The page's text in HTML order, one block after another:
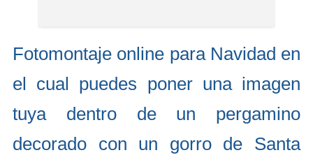
Fotomontaje online para Navidad en
el cual puedes poner una imagen
tuya dentro de un pergamino
decorado con un gorro de Santa